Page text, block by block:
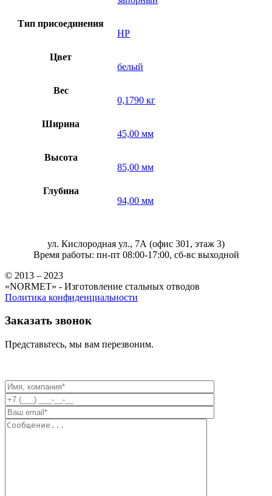
Тип присоединения
НР
Цвет
белый
Вес
0,1790 кг
Ширина
45,00 мм
Высота
85,00 мм
Глубина
94,00 мм
ул. Кислородная ул., 7А (офис 301, этаж 3)
Время работы: пн-пт 08:00-17:00, сб-вс выходной
© 2013 – 2023
«NORMET» - Изготовление стальных отводов
Политика конфиденциальности
Заказать звонок
Представьтесь, мы вам перезвоним.